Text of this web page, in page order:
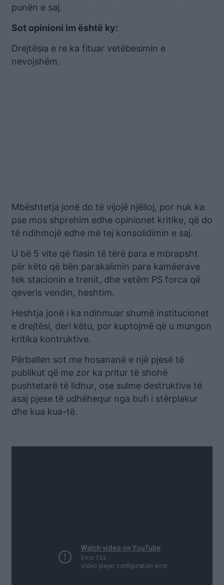
punën e saj.
Sot opinioni im është ky:
Drejtësia e re ka fituar vetëbesimin e
nevojshëm.
Mbështetja jonë do të vijojë njëlloj, por nuk ka
pse mos shprehim edhe opinionet kritike, që do
të ndihmojë edhe më tej konsolidimin e saj.
U bë 5 vite që flasin të tërë para e mbrapsht
për këto që bën parakalimin para kamëerave
tek stacionin e trenit, dhe vetëm PS forca që
qeveris vendin, heshtim.
Heshtja jonë i ka ndihmuar shumë institucionet
e drejtësi, deri këtu, por kuptojmë që u mungon
kritika kontruktive.
Përballen sot me hosananë e një pjesë të
publikut që me zor ka pritur të shohë
pushtetarë të lidhur, ose sulme destruktive të
asaj pjese të udhëhequr nga bufi i stërplakur
dhe kua kua-të.